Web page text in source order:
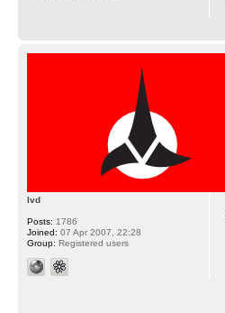
lvd
Posts: 1786
Joined: 07 Apr 2007, 22:28
Group: Registered users